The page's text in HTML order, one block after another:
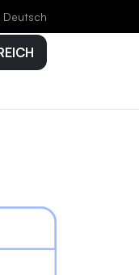
Deutsch